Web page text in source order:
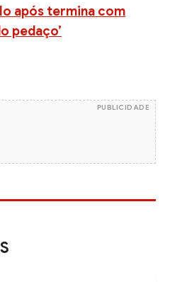
após termina com
pedaço’
PUBLICIDADE